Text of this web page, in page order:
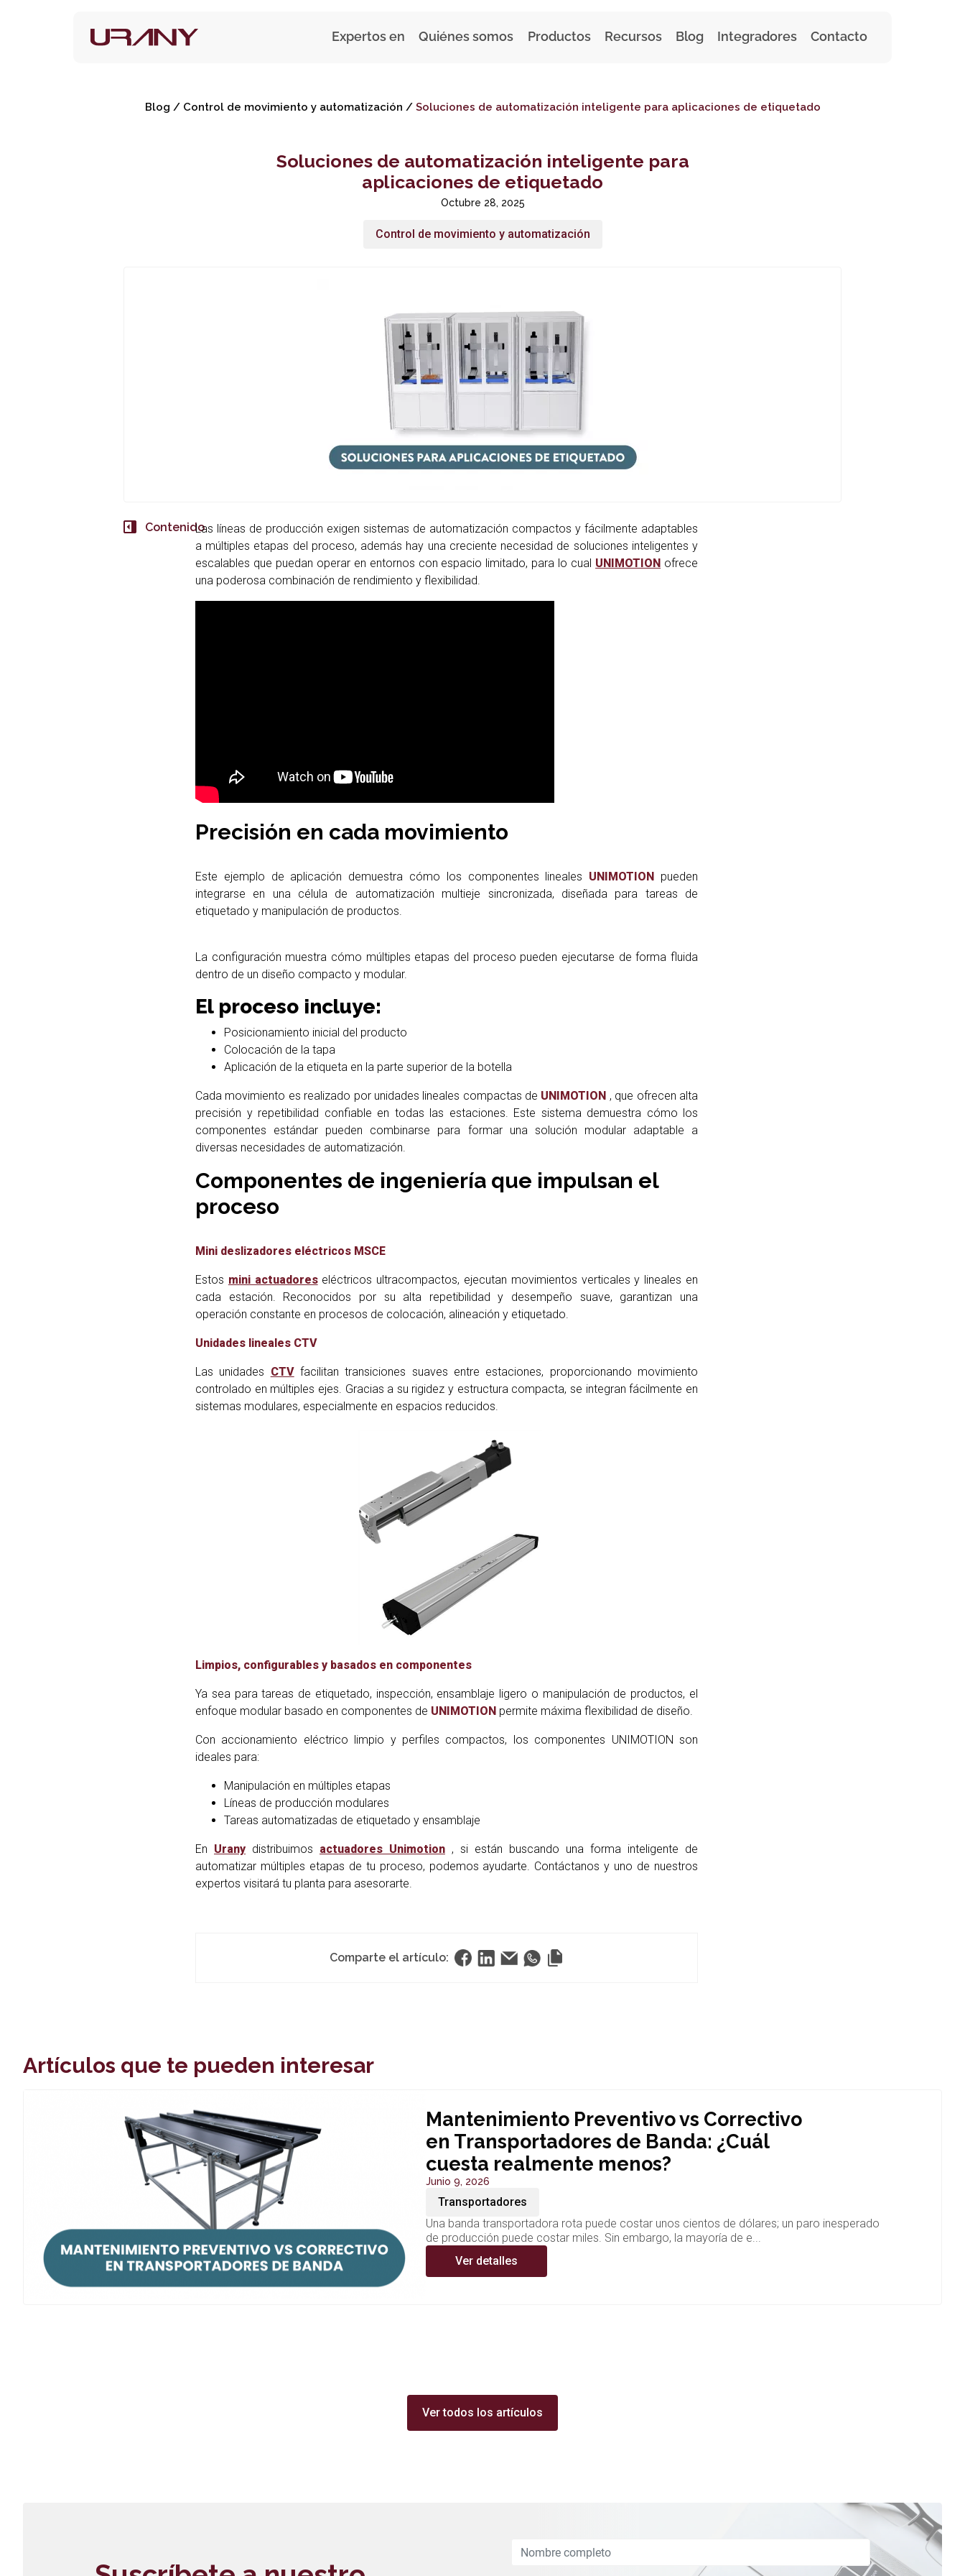
Expertos en Quiénes somos Productos Recursos Blog Integradores Contacto
Blog / Control de movimiento y automatización / Soluciones de automatización inteligente para aplicaciones de etiquetado
Soluciones de automatización inteligente para
aplicaciones de etiquetado
Octubre 28, 2025
Control de movimiento y automatización
ContenidoLas líneas de producción exigen sistemas de automatización compactos y fácilmente adaptables
a múltiples etapas del proceso, además hay una creciente necesidad de soluciones inteligentes y
escalables que puedan operar en entornos con espacio limitado, para lo cual UNIMOTION ofrece
una poderosa combinación de rendimiento y flexibilidad.
Precisión en cada movimiento
Este ejemplo de aplicación demuestra cómo los componentes lineales UNIMOTION pueden
integrarse en una célula de automatización multieje sincronizada, diseñada para tareas de
etiquetado y manipulación de productos.
La configuración muestra cómo múltiples etapas del proceso pueden ejecutarse de forma fluida
dentro de un diseño compacto y modular.
El proceso incluye:
Posicionamiento inicial del producto
Colocación de la tapa
Aplicación de la etiqueta en la parte superior de la botella
Cada movimiento es realizado por unidades lineales compactas de UNIMOTION , que ofrecen alta
precisión y repetibilidad confiable en todas las estaciones. Este sistema demuestra cómo los
componentes estándar pueden combinarse para formar una solución modular adaptable a
diversas necesidades de automatización.
Componentes de ingeniería que impulsan el
proceso
Mini deslizadores eléctricos MSCE
Estos mini actuadoreseléctricos ultracompactos, ejecutan movimientos verticales y lineales en
cada estación. Reconocidos por su alta repetibilidad y desempeño suave, garantizan una
operación constante en procesos de colocación, alineación y etiquetado.
Unidades lineales CTV
Las unidades CTVfacilitan transiciones suaves entre estaciones, proporcionando movimiento
controlado en múltiples ejes. Gracias a su rigidez y estructura compacta, se integran fácilmente en
sistemas modulares, especialmente en espacios reducidos.
Limpios, configurables y basados ​​en componentes
Ya sea para tareas de etiquetado, inspección, ensamblaje ligero o manipulación de productos, el
enfoque modular basado en componentes de UNIMOTION permite máxima flexibilidad de diseño.
Con accionamiento eléctrico limpio y perfiles compactos, los componentes UNIMOTION son
ideales para:
Manipulación en múltiples etapas
Líneas de producción modulares
Tareas automatizadas de etiquetado y ensamblaje
En Urany distribuimos actuadores Unimotion , si están buscando una forma inteligente de
automatizar múltiples etapas de tu proceso, podemos ayudarte. Contáctanos y uno de nuestros
expertos visitará tu planta para asesorarte.
Comparte el artículo:
Artículos que te pueden interesar
Mantenimiento Preventivo vs Correctivo
en Transportadores de Banda: ¿Cuál
cuesta realmente menos?
Junio 9, 2026
Transportadores
Una banda transportadora rota puede costar unos cientos de dólares; un paro inesperado
de producción puede costar miles. Sin embargo, la mayoría de e...
Ver detalles
Ver todos los artículos
Leave